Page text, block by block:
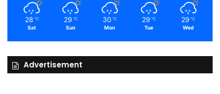
28 ℃
Sat
29 ℃
Sun
30 ℃
Mon
29 ℃
Tue
29 ℃
Wed
Advertisement